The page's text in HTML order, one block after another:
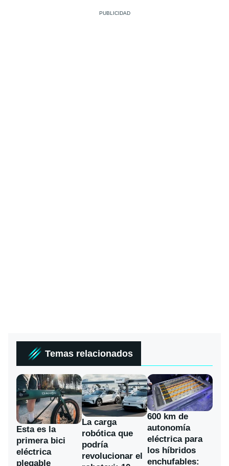
Temas relacionados
Esta es la
primera bici
eléctrica
plegable
La carga
robótica que
podría
revolucionar el
600 km de
autonomía
eléctrica para
los híbridos
enchufables: